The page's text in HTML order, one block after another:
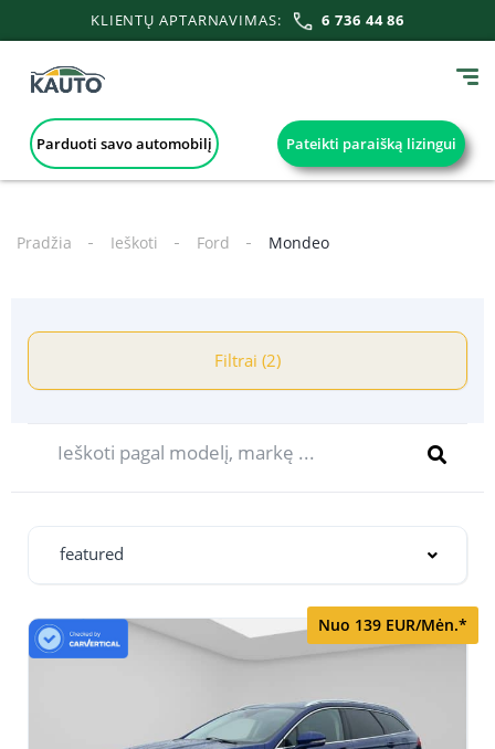
KLIENTŲ APTARNAVIMAS: 6 736 44 86
Parduoti savo automobilį Pateikti paraišką lizingui
Pradžia Ieškoti Ford Mondeo
Filtrai (2)
featured
Nuo 139 EUR/Mėn.*